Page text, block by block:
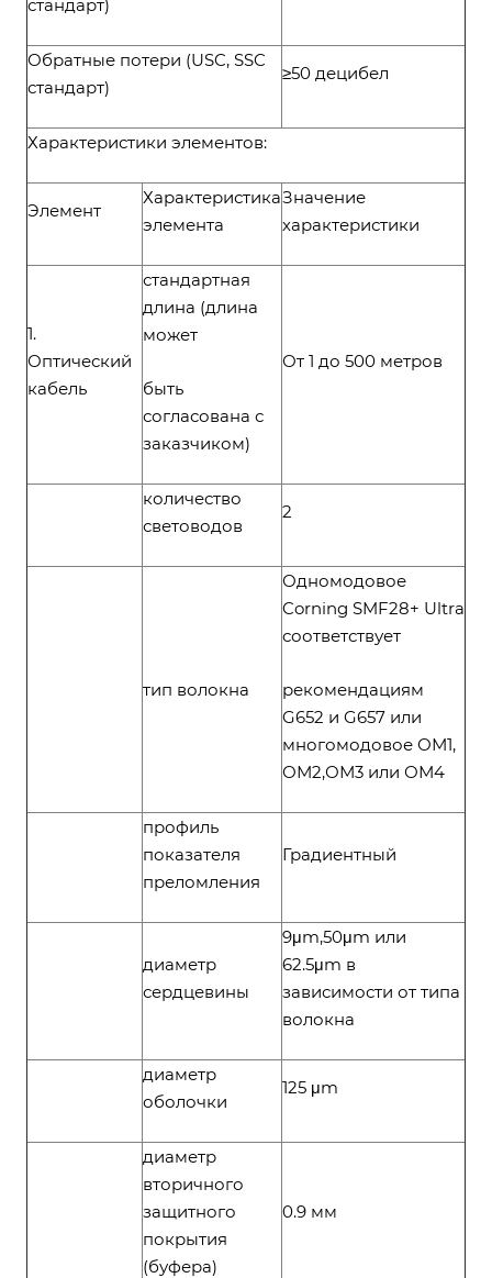
стандарт)
Обратные потери (USC, SSC
стандарт)
≥50 децибел
Характеристики элементов:
Элемент
Характеристика
элемента
Значение
характеристики
1.
Оптический
кабель
стандартная
длина (длина
может
быть
согласована с
заказчиком)
От 1 до 500 метров
количество
световодов
2
тип волокна
Одномодовое
Corning SMF28+ Ultra
соответствует
рекомендациям
G652 и G657 или
многомодовое ОМ1,
ОМ2,ОМ3 или ОМ4
профиль
показателя
преломления
Градиентный
диаметр
сердцевины
9μm,50μm или
62.5μm в
зависимости от типа
волокна
диаметр
оболочки
125 μm
диаметр
вторичного
защитного
покрытия
(буфера)
0.9 мм